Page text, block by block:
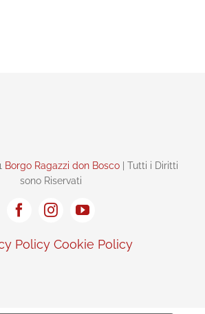
Borgo Ragazzi don Bosco | Tutti i Diritti
sono Riservati
Policy Cookie Policy